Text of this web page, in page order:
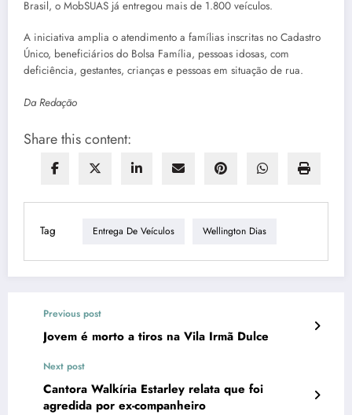
Brasil, o MobSUAS já entregou mais de 1.800 veículos.
A iniciativa amplia o atendimento a famílias inscritas no Cadastro
Único, beneficiários do Bolsa Família, pessoas idosas, com
deficiência, gestantes, crianças e pessoas em situação de rua.
Da Redação
Share this content:
Tag Entrega De Veículos Wellington Dias
Previous post
Jovem é morto a tiros na Vila Irmã Dulce
Next post
Cantora Walkíria Estarley relata que foi
agredida por ex-companheiro